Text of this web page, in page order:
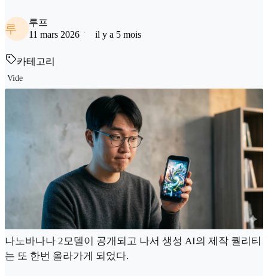
루
루프
11 mars 2026
il y a 5 mois
카테고리
Vide
나노바나나 2모델이 공개되고 나서 생성 AI의 제작 퀄리티
는 또 한번 올라가게 되었다.